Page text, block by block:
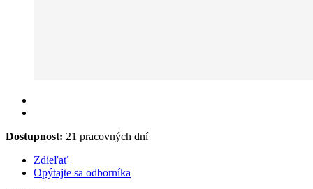
Dostupnost: 21 pracovných dní
Zdieľať
Opýtajte sa odborníka